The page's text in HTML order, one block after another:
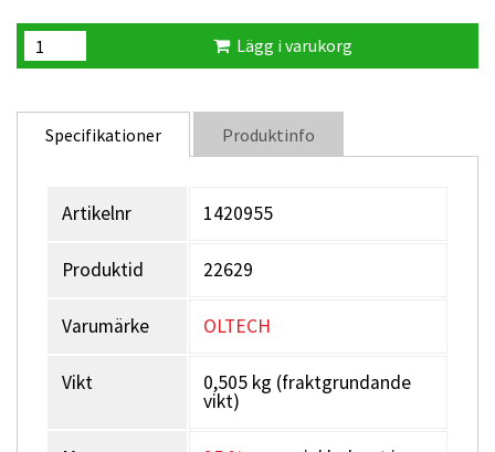
Lägg i varukorg
Specifikationer Produktinfo
Artikelnr 1420955
Produktid 22629
Varumärke OLTECH
Vikt 0,505 kg (fraktgrundande
vikt)